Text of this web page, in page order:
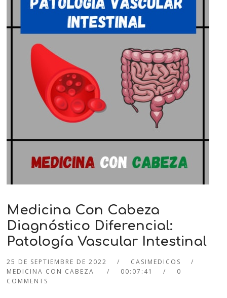
Medicina Con Cabeza
Diagnóstico Diferencial:
Patología Vascular Intestinal
25 DE SEPTIEMBRE DE 2022
CASIMEDICOS
MEDICINA CON CABEZA
00:07:41
0
COMMENTS